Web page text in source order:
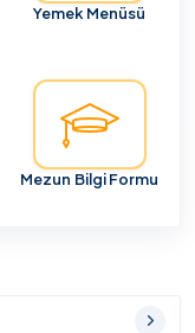
Yemek Menüsü
Mezun Bilgi Formu